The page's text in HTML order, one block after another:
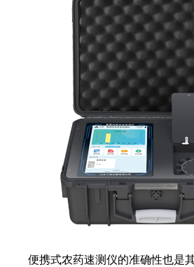
便携式农药速测仪的准确性也是